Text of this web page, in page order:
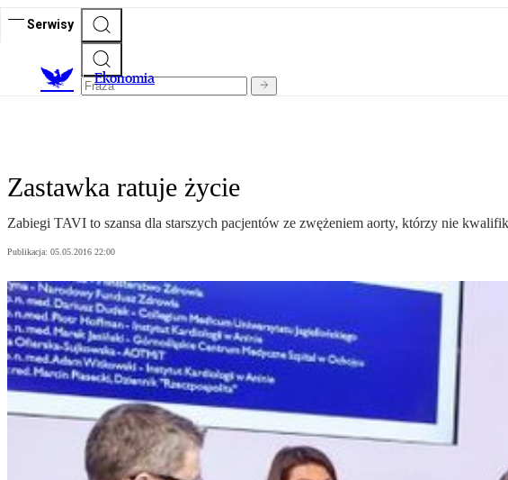
Serwisy
Ekonomia
Zastawka ratuje życie
Zabiegi TAVI to szansa dla starszych pacjentów ze zwężeniem aorty, którzy nie
Publikacja: 05.05.2016 22:00